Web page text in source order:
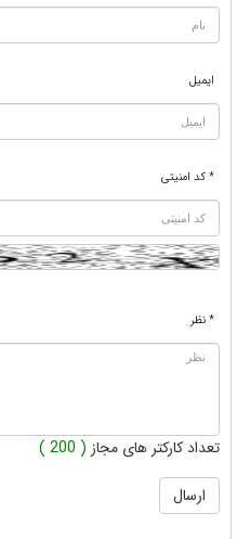
ایمیل
* کد امنیتی
* نظر
تعداد کارکتر های مجاز ( 200 )